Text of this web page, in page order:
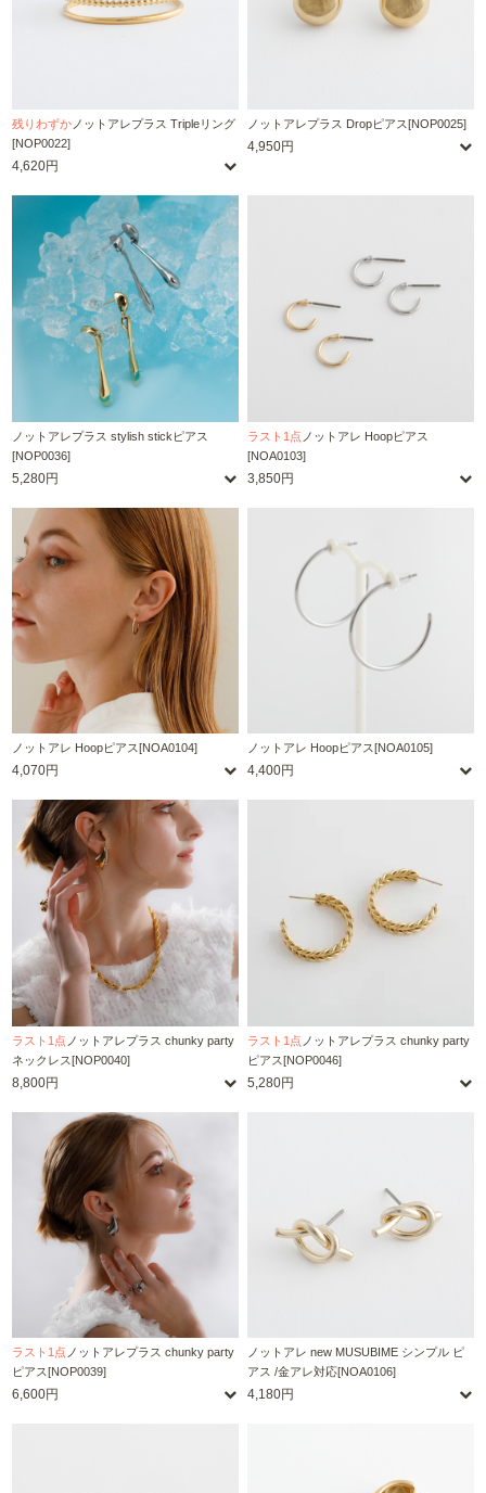
残りわずか ノットアレプラス Tripleリング
[NOP0022]
4,620円
ノットアレプラス Dropピアス[NOP0025]
4,950円
ノットアレプラス stylish stickピアス
[NOP0036]
5,280円
ラスト1点 ノットアレ Hoopピアス
[NOA0103]
3,850円
ノットアレ Hoopピアス[NOA0104]
4,070円
ノットアレ Hoopピアス[NOA0105]
4,400円
ラスト1点 ノットアレプラス chunky party
ネックレス[NOP0040]
8,800円
ラスト1点 ノットアレプラス chunky party
ピアス[NOP0046]
5,280円
ラスト1点 ノットアレプラス chunky party
ピアス[NOP0039]
6,600円
ノットアレ new MUSUBIME シンプル ピ
アス /金アレ対応[NOA0106]
4,180円